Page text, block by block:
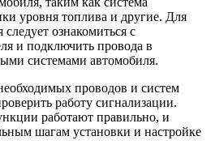
уровня топлива и другие. Для
ознакомиться с
и подключить провода в
системами автомобиля.
проводов и систем
работу сигнализации.
работают правильно, и
шагам установки и настройке